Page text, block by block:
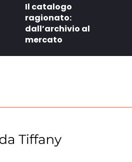
Il catalogo
ragionato:
dall’archivio al
mercato